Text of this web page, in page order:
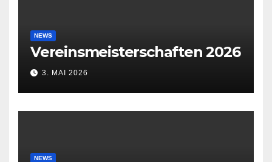
NEWS
Vereinsmeisterschaften 2026
3. MAI 2026
NEWS